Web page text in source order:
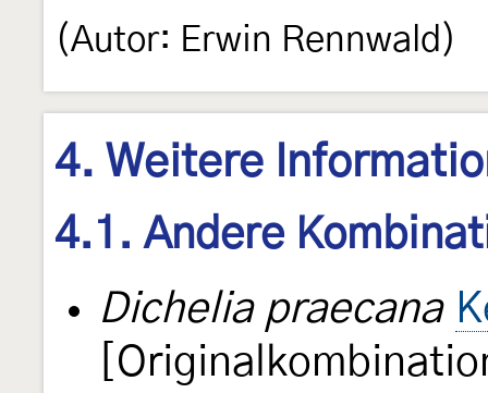
(Autor: Erwin Rennwald)
4. Weitere
4.1. Andere
Dichelia praecana